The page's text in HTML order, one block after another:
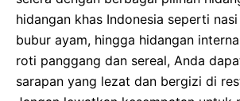
hidangan khas Indonesia seperti
bubur ayam, hingga hidangan
roti panggang dan sereal, Anda
sarapan yang lezat dan bergizi di